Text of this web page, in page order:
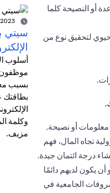
أو النصيحة كلما
حيوي لتحقيق نوع من
معلومات أو نصيحة.
تجاه المال، فهم
درجة ائتمان جيدة.
يكون لديهم دائمًا
الجامعية في
سيتي
أسلوب
موظفون
بسبب
بطاقتك
وكلمة
مزيف.